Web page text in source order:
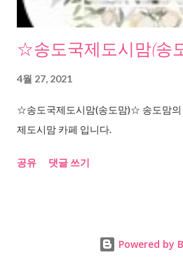
☆송도국제도시맘(송
4월 27, 2021
☆송도국제도시맘(송도맘)☆ 송도맘의
제도시맘 카페 입니다.
공유 댓글 쓰기
Powered by